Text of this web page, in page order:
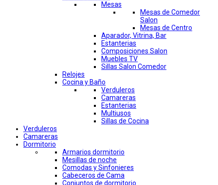
Mesas
Mesas de Comedor
Salon
Mesas de Centro
Aparador, Vitrina, Bar
Estanterias
Composiciones Salon
Muebles TV
Sillas Salon Comedor
Relojes
Cocina y Baño
Verduleros
Camareras
Estanterias
Multiusos
Sillas de Cocina
Verduleros
Camareras
Dormitorio
Armarios dormitorio
Mesillas de noche
Comodas y Sinfonieres
Cabeceros de Cama
Conjuntos de dormitorio